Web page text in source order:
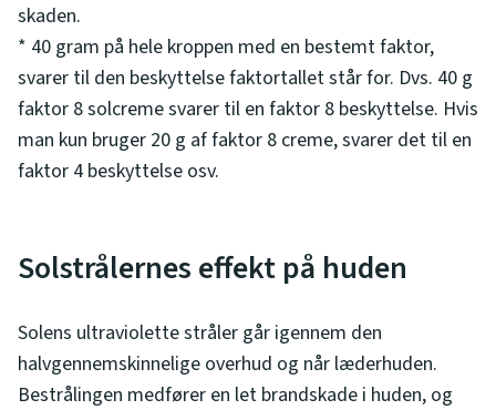
skaden.
* 40 gram på hele kroppen med en bestemt faktor,
svarer til den beskyttelse faktortallet står for. Dvs. 40 g
faktor 8 solcreme svarer til en faktor 8 beskyttelse. Hvis
man kun bruger 20 g af faktor 8 creme, svarer det til en
faktor 4 beskyttelse osv.
Solstrålernes effekt på huden
Solens ultraviolette stråler går igennem den
halvgennemskinnelige overhud og når læderhuden.
Bestrålingen medfører en let brandskade i huden, og